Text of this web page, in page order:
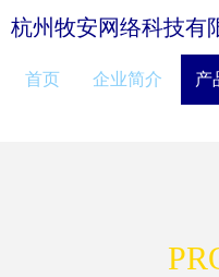
杭州牧安网络科技有
首页 企业简介 产